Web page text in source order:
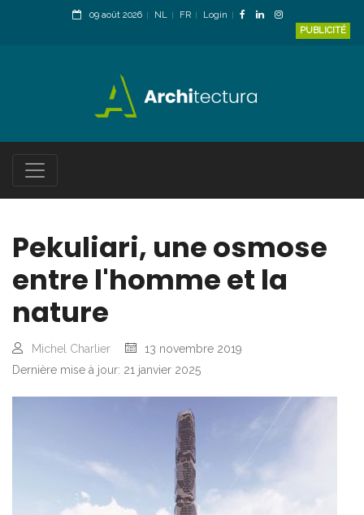
09 août 2026 NL FR
Login
PUBLICITÉ
Pekuliari, une osmose
entre l'homme et la
nature
Michel Charlier
13 novembre 2019
Dernière mise à jour: 21 janvier 2025